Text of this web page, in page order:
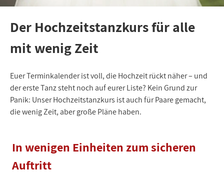
Der Hochzeitstanzkurs für alle
mit wenig Zeit
Euer Terminkalender ist voll, die Hochzeit rückt näher – und
der erste Tanz steht noch auf eurer Liste? Kein Grund zur
Panik: Unser Hochzeitstanzkurs ist auch für Paare gemacht,
die wenig Zeit, aber große Pläne haben.
In wenigen Einheiten zum sicheren
Auftritt